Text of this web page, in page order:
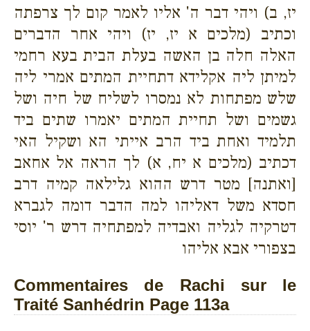
יז, ב) ויהי דבר ה' אליו לאמר קום לך צרפתה
וכתיב (מלכים א יז, יז) ויהי אחר הדברים
האלה חלה בן האשה בעלת הבית בעא רחמי
למיתן ליה אקלידא דתחיית המתים אמרי ליה
שלש מפתחות לא נמסרו לשליח של חיה ושל
גשמים ושל תחיית המתים יאמרו שתים ביד
תלמיד ואחת ביד הרב אייתי הא ושקיל האי
דכתיב (מלכים א יח, א) לך הראה אל אחאב
[ואתנה] מטר דרש ההוא גלילאה קמיה דרב
חסדא משל דאליהו למה הדבר דומה לגברא
דטרקיה לגליה ואבדיה למפתחיה דרש ר' יוסי
בצפורי אבא אליהו
Commentaires de Rachi sur le
Traité Sanhédrin Page 113a